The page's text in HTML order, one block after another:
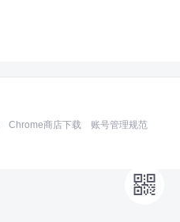

Chrome商店下载
账号管理规范